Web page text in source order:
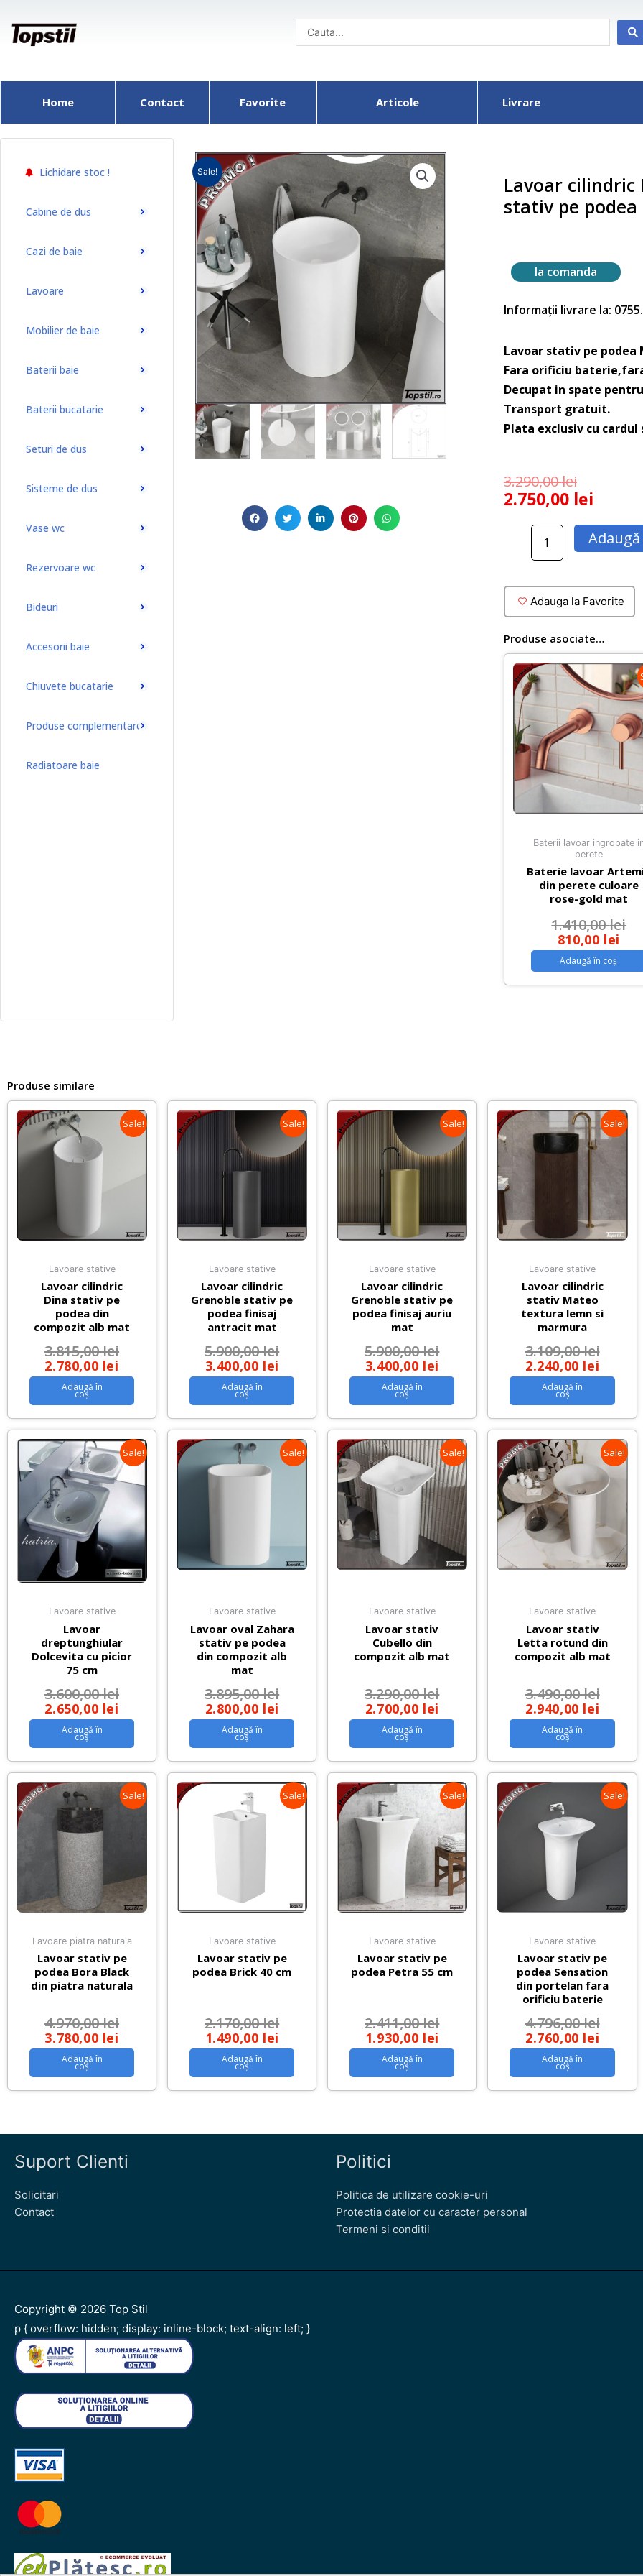
content
Home Contact Favorite Articole Livrare
Lichidare stoc !
Cabine de dus
Cazi de baie
Lavoare
Mobilier de baie
Baterii baie
Baterii bucatarie
Seturi de dus
Sisteme de dus
Vase wc
Rezervoare wc
Bideuri
Accesorii baie
Chiuvete bucatarie
Produse complementare
Radiatoare baie
Sale!
Lavoar cilindric
stativ pe podea
la comanda
Informații livrare la:
Lavoar stativ pe
Fara orificiu
Decupat in spate
Transport gratuit.
Plata exclusiv cu
3.290,00lei
2.750,00 lei
Cantitate
Modena
din
compozit
stativ
pe
podea
Adauga la Favorite
Produse asociate…
Baterii lavoar ingropate
perete
Baterie lavoar
din perete culoare
rose-gold mat
1.410,00lei
810,00 lei
Adaugă în coș
Produse similare
Sale!
Lavoare stative
Lavoar cilindric
Dina stativ pe
podea din
compozit alb mat
3.815,00lei
2.780,00 lei
Adaugă în
coș
Sale!
Lavoare stative
Lavoar cilindric
Grenoble stativ pe
podea finisaj
antracit mat
5.900,00lei
3.400,00 lei
Adaugă în
coș
Sale!
Lavoare stative
Lavoar cilindric
Grenoble stativ pe
podea finisaj auriu
mat
5.900,00lei
3.400,00 lei
Adaugă în
coș
Sale!
Lavoare stative
Lavoar cilindric
stativ Mateo
textura lemn si
marmura
3.109,00lei
2.240,00 lei
Adaugă în
coș
Sale!
Lavoare stative
Lavoar
dreptunghiular
Dolcevita cu picior
75 cm
3.600,00lei
2.650,00 lei
Adaugă în
coș
Sale!
Lavoare stative
Lavoar oval Zahara
stativ pe podea
din compozit alb
mat
3.895,00lei
2.800,00 lei
Adaugă în
coș
Sale!
Lavoare stative
Lavoar stativ
Cubello din
compozit alb mat
3.290,00lei
2.700,00 lei
Adaugă în
coș
Sale!
Lavoare stative
Lavoar stativ
Letta rotund din
compozit alb mat
3.490,00lei
2.940,00 lei
Adaugă în
coș
Sale!
Lavoare piatra naturala
Lavoar stativ pe
podea Bora Black
din piatra naturala
4.970,00lei
3.780,00 lei
Adaugă în
coș
Sale!
Lavoare stative
Lavoar stativ pe
podea Brick 40 cm
2.170,00lei
1.490,00 lei
Adaugă în
coș
Sale!
Lavoare stative
Lavoar stativ pe
podea Petra 55 cm
2.411,00lei
1.930,00 lei
Adaugă în
coș
Sale!
Lavoare stative
Lavoar stativ pe
podea Sensation
din portelan fara
orificiu baterie
4.796,00lei
2.760,00 lei
Adaugă în
coș
Suport Clienti
Solicitari
Contact
Politici
Politica de utilizare cookie-uri
Protectia datelor cu caracter personal
Termeni si conditii
Copyright © 2026 Top Stil
p { overflow: hidden; display: inline-block; text-align: left; }